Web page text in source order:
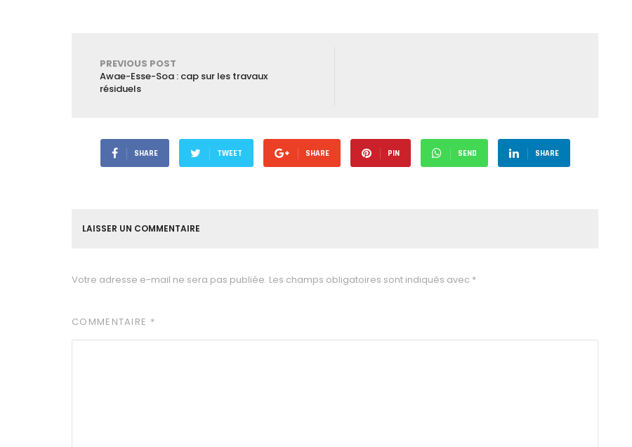
PREVIOUS POST
Awae-Esse-Soa : cap sur les travaux
résiduels
SHARE TWEET SHARE PIN SEND SHARE
LAISSER UN COMMENTAIRE
Votre adresse e-mail ne sera pas publiée. Les champs obligatoires sont indiqués avec *
COMMENTAIRE *